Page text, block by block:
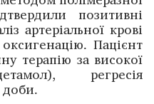
позитивні
артеріальної крові
Пацієнт
терапію за високої
регресія
доби.